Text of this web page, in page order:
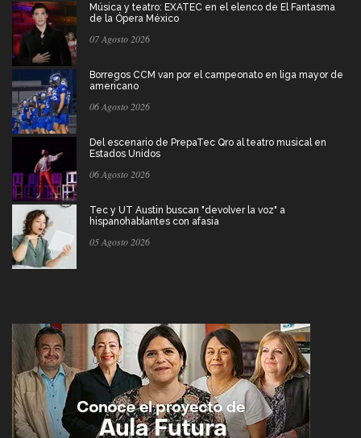
Música y teatro: EXATEC en el elenco de El Fantasma
de la Ópera México
07 Agosto 2026
Borregos CCM van por el campeonato en liga mayor de
americano
06 Agosto 2026
Del escenario de PrepaTec Qro al teatro musical en
Estados Unidos
06 Agosto 2026
Tec y UT Austin buscan "devolver la voz" a
hispanohablantes con afasia
05 Agosto 2026